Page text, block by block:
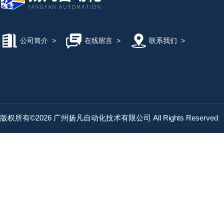
公司简介 > 在线留言> 联系我们 >
版权所有©2026 广州扬凡自动化技术有限公司 All Rights Reserved